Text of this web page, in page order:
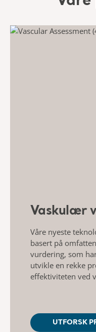
Vaskulær
Våre nyeste
basert på
vurdering, som
utvikle en rekke
effektiviteten ved
UTFORSK